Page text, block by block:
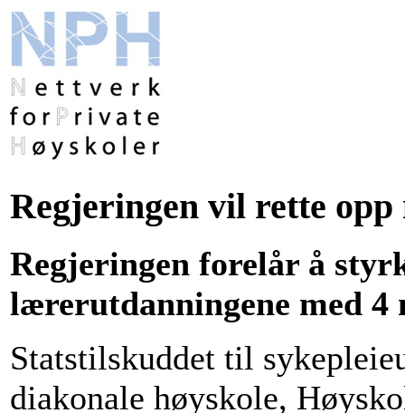
Regjeringen vil rette opp
Regjeringen forelår å
lærerutdanningene med
Statstilskuddet til
diakonale høyskole,